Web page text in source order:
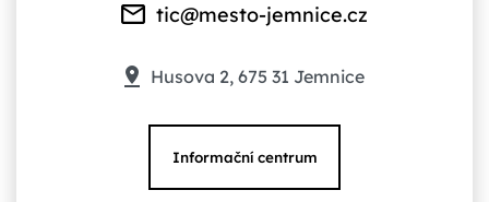
tic@mesto-jemnice.cz
Husova 2, 675 31 Jemnice
Informační centrum